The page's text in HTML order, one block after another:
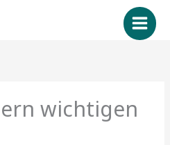
wichtigen